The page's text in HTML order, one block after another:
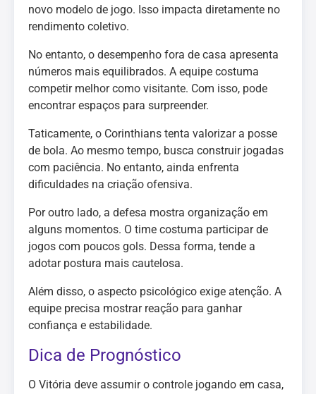
novo modelo de jogo. Isso impacta diretamente no
rendimento coletivo.
No entanto, o desempenho fora de casa apresenta
números mais equilibrados. A equipe costuma
competir melhor como visitante. Com isso, pode
encontrar espaços para surpreender.
Taticamente, o Corinthians tenta valorizar a posse
de bola. Ao mesmo tempo, busca construir jogadas
com paciência. No entanto, ainda enfrenta
dificuldades na criação ofensiva.
Por outro lado, a defesa mostra organização em
alguns momentos. O time costuma participar de
jogos com poucos gols. Dessa forma, tende a
adotar postura mais cautelosa.
Além disso, o aspecto psicológico exige atenção. A
equipe precisa mostrar reação para ganhar
confiança e estabilidade.
Dica de Prognóstico
O Vitória deve assumir o controle jogando em casa,